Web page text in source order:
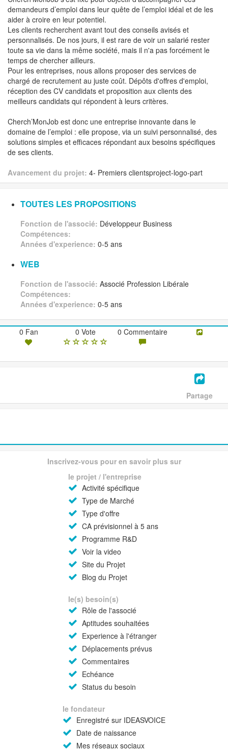
demandeurs d’emploi dans leur quête de l’emploi idéal et de les
aider à croire en leur potentiel.
Les clients recherchent avant tout des conseils avisés et
personnalisés. De nos jours, il est rare de voir un salarié rester
toute sa vie dans la même société, mais il n'a pas forcément le
temps de chercher ailleurs.
Pour les entreprises, nous allons proposer des services de
chargé de recrutement au juste coût. Dépôts d'offres d'emploi,
réception des CV candidats et proposition aux clients des
meilleurs candidats qui répondent à leurs critères.
Cherch’MonJob est donc une entreprise innovante dans le
domaine de l’emploi : elle propose, via un suivi personnalisé, des
solutions simples et efficaces répondant aux besoins spécifiques
de ses clients.
Avancement du projet: 4- Premiers clientsproject-logo-part
TOUTES LES PROPOSITIONS
Fonction de l'associé: Développeur Business
Compétences:
Années d'experience: 0-5 ans
WEB
Fonction de l'associé: Associé Profession Libérale
Compétences:
Années d'experience: 0-5 ans
0 Fan 0 Vote 0 Commentaire
Partage
Inscrivez-vous pour en savoir plus sur
le projet / l'entreprise
Activité spécifique
Type de Marché
Type d'offre
CA prévisionnel à 5 ans
Programme R&D
Voir la video
Site du Projet
Blog du Projet
le(s) besoin(s)
Rôle de l'associé
Aptitudes souhaitées
Experience à l'étranger
Déplacements prévus
Commentaires
Echéance
Status du besoin
le fondateur
Enregistré sur IDEASVOICE
Date de naissance
Mes réseaux sociaux